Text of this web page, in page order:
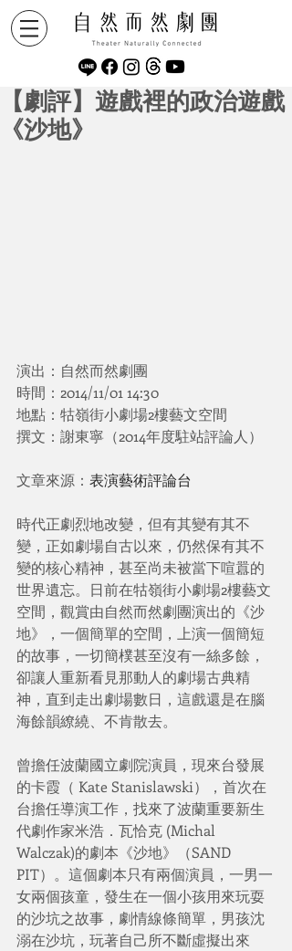
【劇評】遊戲裡的政治遊戲
《沙地》
演出：自然而然劇團
時間：2014/11/01 14:30
地點：牯嶺街小劇場2樓藝文空間
撰文：謝東寧（2014年度駐站評論人）
文章來源： 表演藝術評論台
時代正劇烈地改變，但有其變有其不
變，正如劇場自古以來，仍然保有其不
變的核心精神，甚至尚未被當下喧囂的
世界遺忘。日前在牯嶺街小劇場2樓藝文
空間，觀賞由自然而然劇團演出的《沙
地》，一個簡單的空間，上演一個簡短
的故事，一切簡樸甚至沒有一絲多餘，
卻讓人重新看見那動人的劇場古典精
神，直到走出劇場數日，這戲還是在腦
海餘韻繚繞、不肯散去。
曾擔任波蘭國立劇院演員，現來台發展
的卡霞（ Kate Stanislawski），首次在
台擔任導演工作，找來了波蘭重要新生
代劇作家米浩．瓦恰克 (Michal
Walczak)的劇本《沙地》（SAND
PIT）。這個劇本只有兩個演員，一男一
女兩個孩童，發生在一個小孩用來玩耍
的沙坑之故事，劇情線條簡單，男孩沈
溺在沙坑，玩著自己所不斷虛擬出來